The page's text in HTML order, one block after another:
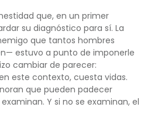
que, en un primer
su diagnóstico para sí. La
que tantos hombres
estuvo a punto de imponerle
cambiar de parecer:
este contexto, cuesta vidas.
que pueden padecer
Y si no se examinan, el